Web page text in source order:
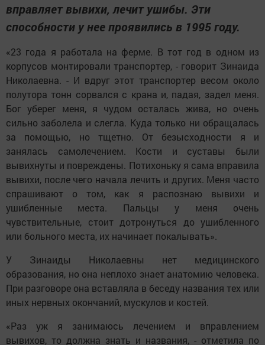
вправляет вывихи, лечит ушибы. Эти
способности у нее проявились в 1995 году.
«23 года я работала на ферме. В тот год в одном из
корпусов монтировали транспортер, - говорит Зинаида
Николаевна. - И вдруг этот транспортер весом около
полутора тонн сорвался с крана и, падая, задел меня.
Бог уберег меня, я чудом осталась жива, но очень
сильно заболела и слегла. Куда только ни обращалась
за помощью, но тщетно. От безысходности я и
занялась самолечением. Кости и суставы были
вывихнуты и повреждены. Потихоньку я сама вправила
вывихи, после чего начала лечить и других. Меня часто
спрашивают о том, как я распознаю вывихи и
ушибленные места. Пальцы у меня очень
чувствительные, стоит дотронуться до ушибленного
или больного места, их начинает покалывать».
У Зинаиды Николаевны нет медицинского
образования, но она неплохо знает анатомию человека.
При разговоре она вставляла в беседу названия тех или
иных нервных окончаний, мускулов и костей.
«Раз уж я занимаюсь лечением и вправлением
вывихов, то должна знать и названия, - отметила по